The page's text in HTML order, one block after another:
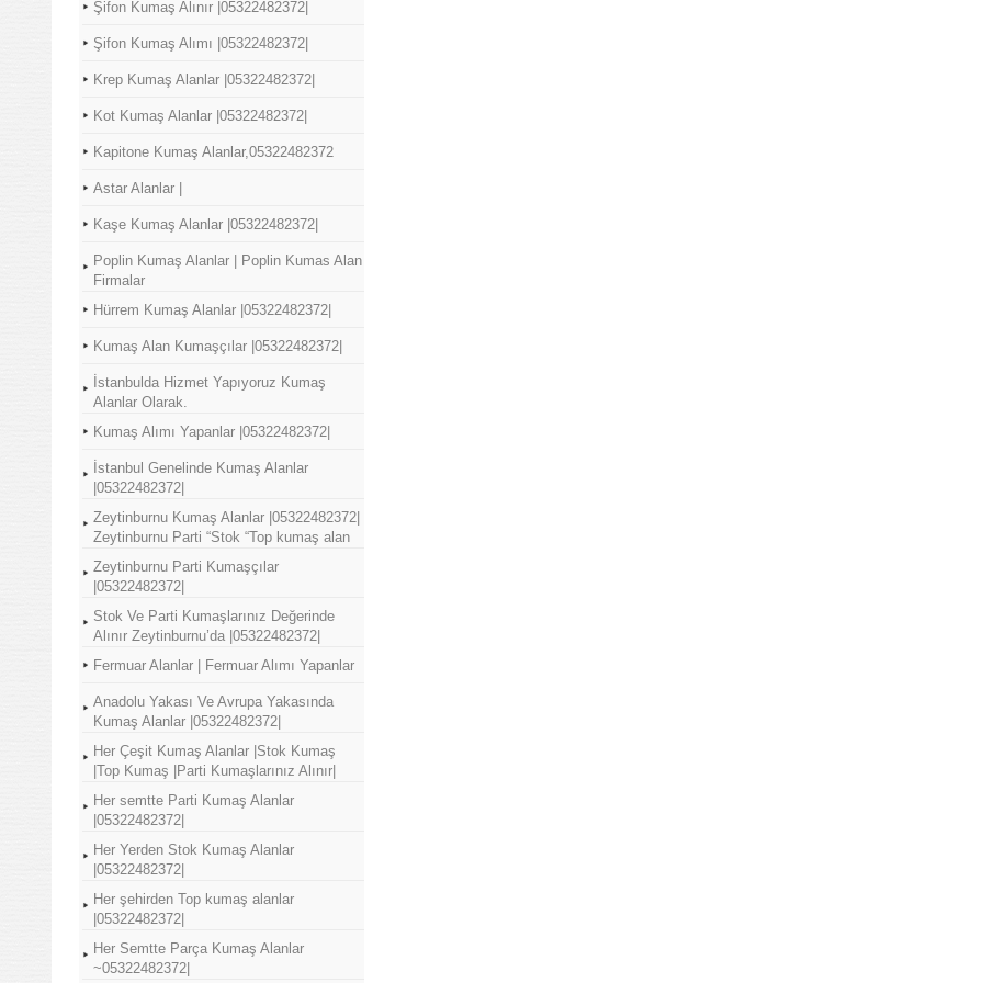
Şifon Kumaş Alınır |05322482372|
Şifon Kumaş Alımı |05322482372|
Krep Kumaş Alanlar |05322482372|
Kot Kumaş Alanlar |05322482372|
Kapitone Kumaş Alanlar,05322482372
Astar Alanlar |
Kaşe Kumaş Alanlar |05322482372|
Poplin Kumaş Alanlar | Poplin Kumas Alan
Firmalar
Hürrem Kumaş Alanlar |05322482372|
Kumaş Alan Kumaşçılar |05322482372|
İstanbulda Hizmet Yapıyoruz Kumaş
Alanlar Olarak.
Kumaş Alımı Yapanlar |05322482372|
İstanbul Genelinde Kumaş Alanlar
|05322482372|
Zeytinburnu Kumaş Alanlar |05322482372|
Zeytinburnu Parti “Stok “Top kumaş alan
Zeytinburnu Parti Kumaşçılar
|05322482372|
Stok Ve Parti Kumaşlarınız Değerinde
Alınır Zeytinburnu’da |05322482372|
Fermuar Alanlar | Fermuar Alımı Yapanlar
Anadolu Yakası Ve Avrupa Yakasında
Kumaş Alanlar |05322482372|
Her Çeşit Kumaş Alanlar |Stok Kumaş
|Top Kumaş |Parti Kumaşlarınız Alınır|
Her semtte Parti Kumaş Alanlar
|05322482372|
Her Yerden Stok Kumaş Alanlar
|05322482372|
Her şehirden Top kumaş alanlar
|05322482372|
Her Semtte Parça Kumaş Alanlar
~05322482372|